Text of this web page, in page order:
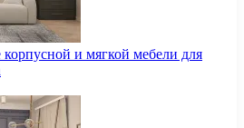
и мягкой мебели для